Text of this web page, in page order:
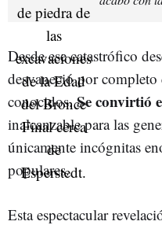
Desde ese catastrófico
desvaneció por completo
conocidos.Se convirtió
inalcanzable para las
únicamente incógnitas
populares.
Esta espectacular